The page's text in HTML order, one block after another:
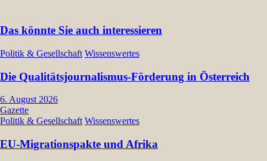
Das könnte Sie auch interessieren
Politik & Gesellschaft Wissenswertes
Die Qualitätsjournalismus-Förderung in Österreich
6. August 2026
Gazette
Politik & Gesellschaft Wissenswertes
EU-Migrationspakte und Afrika